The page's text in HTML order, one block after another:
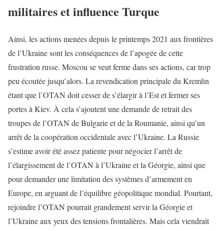
militaires et influence Turque
Ainsi, les actions menées depuis le printemps 2021 aux frontières
de l’Ukraine sont les conséquences de l’apogée de cette
frustration russe. Moscou se veut ferme dans ses actions, car trop
peu écoutée jusqu’alors. La revendication principale du Kremlin
étant que l’OTAN doit cesser de s’élargir à l’Est et fermer ses
portes à Kiev. À cela s’ajoutent une demande de retrait des
troupes de l’OTAN de Bulgarie et de la Roumanie, ainsi qu’un
arrêt de la coopération occidentale avec l’Ukraine. La Russie
s’estime avoir été assez patiente pour négocier l’arrêt de
l’élargissement de l’OTAN à l’Ukraine et la Géorgie, ainsi que
pour demander une limitation des systèmes d’armement en
Europe, en arguant de l’équilibre géopolitique mondial. Pourtant,
rejoindre l’OTAN pourrait grandement servir la Géorgie et
l’Ukraine aux yeux des tensions frontalières. Mais cela viendrait